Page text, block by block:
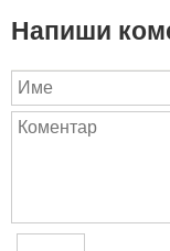
Напиши